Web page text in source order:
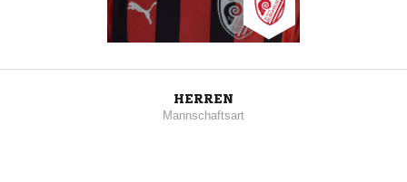
HERREN
Mannschaftsart